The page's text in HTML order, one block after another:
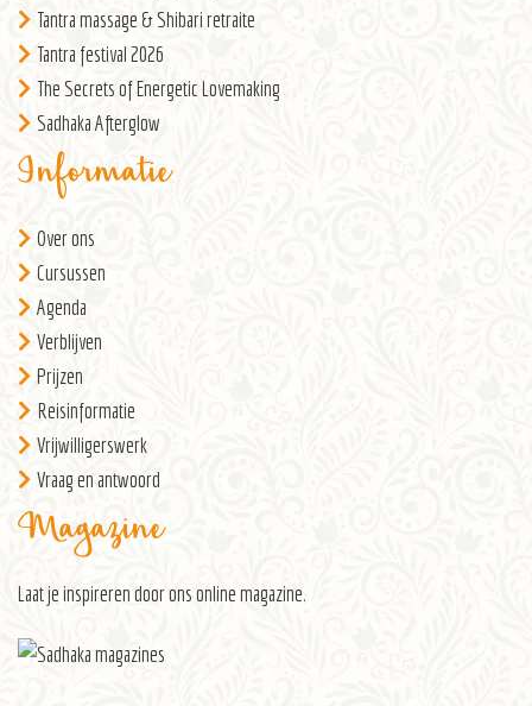
Tantra massage & Shibari retraite
Tantra festival 2026
The Secrets of Energetic Lovemaking
Sadhaka Afterglow
Informatie
Over ons
Cursussen
Agenda
Verblijven
Prijzen
Reisinformatie
Vrijwilligerswerk
Vraag en antwoord
Magazine
Laat je inspireren door onsonline magazine.